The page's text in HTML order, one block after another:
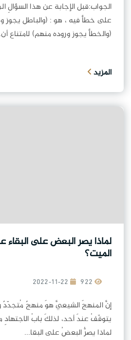
الجواب:قبل الإجابة عن هذا السؤالِ
على خطأ فيه ، هو : (والباطل يجوز
(والخطأ يجوز وروده منهم) لامتناع
المزيد
لماذا يصر البعض على البقاء
الميت؟
2022-11-22
إنَّ المنهجَ الشيعيَّ هوَ منهجٌ مُتجدّدٌ
يتوقّفُ عندَ أحد، لذلكَ بابُ الاجتهادِ
لماذا يصرُّ البعضُ على البقا...